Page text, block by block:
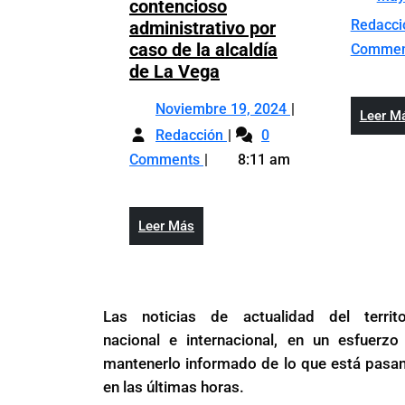
contencioso
administrativo por
caso de la alcaldía
de La Vega
Pueblo
interpone
recurso
alcaldía
La
Vega
Noviembre 19, 2024 Noviembre
Redacción Fuerza
del
de
la
alcaldía
de
0
Comments
8:11 am
Leer Más
Más
Leer
Las noticias de actualidad del
nacional e internacional, en un esfuerzo
mantenerlo informado de lo que está
en las últimas horas.